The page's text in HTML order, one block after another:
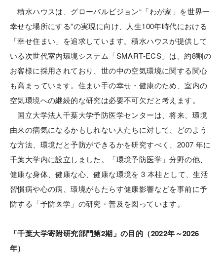
積水ハウスは、グローバルビジョン“「わが家」を世界一
幸せな場所にする”の実現に向け、人生100年時代における
「幸せ住まい」を追求しています。積水ハウスが提供して
いる次世代室内環境システム「SMART-ECS」は、約8割の
お客様に採用されており、世の中の空気環境に関する関心
も高まっています。住まい手の幸せ・健康のため、室内の
空気環境への継続的な研究は必要不可欠だと考えます。
国立大学法人千葉大学予防医学センターは、将来、環境
由来の病気になるかもしれない人たちに対して、どのよう
な方法、環境だと予防ができるかを研究すべく、2007 年に
千葉大学内に設立しました。「環境予防医学」分野の他、
健康な身体、健康な心、健康な環境を 3 本柱として、生活
習慣病や心の病、環境がもたらす健康影響などを事前に予
防する「予防医学」の研究・普及を図っています。
「千葉大学寄附研究部門第2期」の目的（2022年～2026
年）